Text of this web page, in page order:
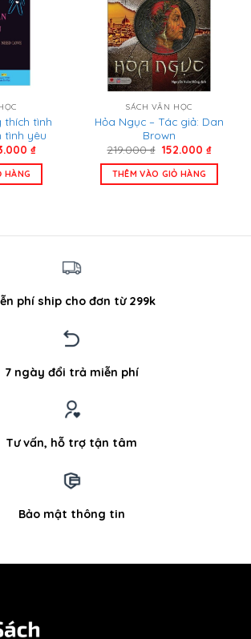
thích tình
tình yêu
₫.
₫Giá
tại
HÀNG
SÁCH VĂN HỌC
Hỏa Ngục – Tác giả: Dan
Brown
219.000₫ Giá
là:
219.000 ₫.
152.000 ₫Giá
tại
THÊM VÀO GIỎ HÀNG
phí ship cho đơn từ 299k
7 ngày đổi trả miễn phí
Tư vấn, hỗ trợ tận tâm
Bảo mật thông tin